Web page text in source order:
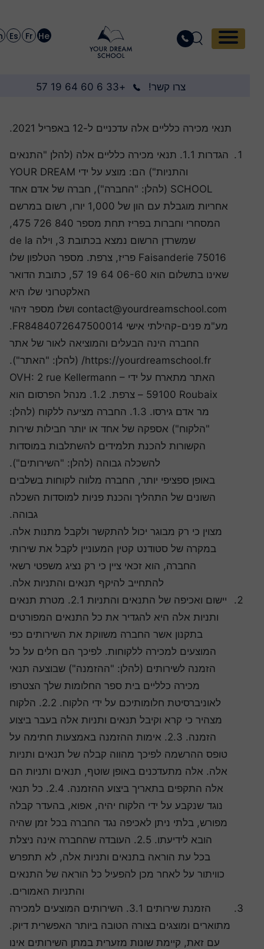
Fr
Es
En
צרו קשר! +33 6 60 64 19 57
תנאי מכירה כלליים אלה עדכניים ל-12 באפריל 2021.
הגדרות 1.1. תנאי מכירה כלליים אלה (להלן "התנאים
והתניות") הם: מוצע על ידי YOUR DREAM
SCHOOL (להלן: "החברה"), חברה של אדם אחד
אחריות מוגבלת עם הון של 1,000 יורו, רשום במרשם
המסחרי וחברות בפריז תחת מספר 840 726 475,
שמשרדן הרשום נמצא בכתובת 3, וילה de la
Faisanderie 75016 פריז, צרפת. מספר הטלפון שלו
שאינו בתשלום הוא 06-60 64 19 57, כתובת הדואר
האלקטרוני שלו היא
contact@yourdreamschool.com ושלו מספר זיהוי
מע"מ פנים-קהילתי אישי FR8484072647500014.
החברה הינה הבעלים והמוציאה לאור של אתר
https://yourdreamschool.fr/ (להלן: "האתר").
האתר מתארח על ידי OVH: 2 rue Kellermann –
59100 Roubaix – צרפת. 1.2. מנהל הפרסום הוא
מר אדם גירסו. 1.3. החברה מציעה ללקוח (להלן:
"הלקוח") אספקה של אחד או יותר חבילות שירות
הקשורות להכנת תלמידים להשתלבות במוסדות
להשכלה גבוהה (להלן: "השירותים").
באופן ספציפי יותר, החברה מלווה לקוחות בשלבים
השונים של התהליך והכנת פניות למוסדות השכלה
גבוהה.
מצוין כי רק מבוגר יכול להתקשר ולקבל מתנות אלה.
במקרה של סטודנט קטין המעוניין לקבל את שירותי
החברה, הוא זכאי ציין כי רק נציג משפטי רשאי
להתחייב להיקף תנאים והתניות אלה.
יישום ואכיפה של התנאים והתניות 2.1. מטרת תנאים
ותניות אלה היא להגדיר את כל התנאים המפורטים
בתקנון אשר החברה משווקת את השירותים כפי
המוצעים למכירה ללקוחות. לפיכך הם חלים על כל
הזמנה לשירותים (להלן: "ההזמנה") שבוצעה תנאי
מכירה כלליים בית ספר החלומות שלך הצטרפו
לאוניברסיטת חלומותיכם על ידי הלקוח. 2.2. הלקוח
מצהיר כי קרא וקיבל תנאים ותניות אלה בעבר ביצוע
הזמנה. 2.3. אימות ההזמנה באמצעות חתימה על
טופס ההרשמה לפיכך מהווה קבלה של תנאים ותניות
אלה. אלה מתעדכנים באופן שוטף, תנאים ותניות הם
אלה התקפים בתאריך ביצוע ההזמנה. 2.4. כל תנאי
נוגד שנקבע על ידי הלקוח יהיה, אפוא, בהעדר קבלה
מפורש, בלתי ניתן לאכיפה נגד החברה בכל זמן שהיה
הובא לידיעתו. 2.5. העובדה שהחברה אינה ניצלת
בכל עת הוראה בתנאים ותניות אלה, לא תתפרש
כוויתור על לאחר מכן להפעיל כל הוראה של התנאים
והתניות האמורים.
הזמנת שירותים 3.1. השירותים המוצעים למכירה
מתוארים ומוצגים בצורה הטובה ביותר האפשרית דיוק.
עם זאת, קיימת שונות מזערית במתן השירותים אינו